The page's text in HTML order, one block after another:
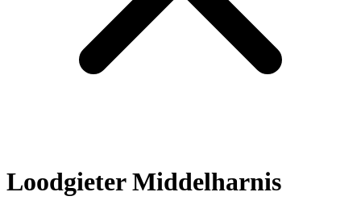
LoodgieterMiddelharnis